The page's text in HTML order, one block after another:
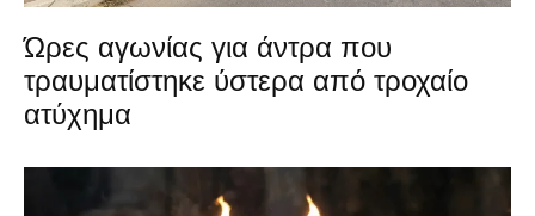
Ώρες αγωνίας για άντρα που
τραυματίστηκε ύστερα από τροχαίο
ατύχημα